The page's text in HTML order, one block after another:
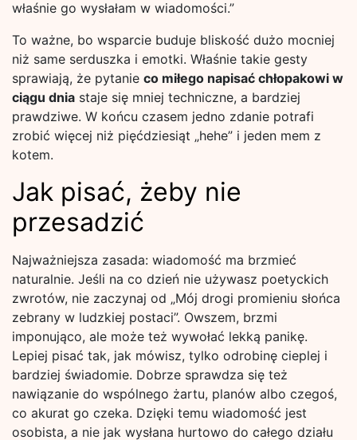
właśnie go wysłałam w wiadomości.”
To ważne, bo wsparcie buduje bliskość dużo mocniej
niż same serduszka i emotki. Właśnie takie gesty
sprawiają, że pytanie co miłego napisać chłopakowi w
ciągu dnia staje się mniej techniczne, a bardziej
prawdziwe. W końcu czasem jedno zdanie potrafi
zrobić więcej niż pięćdziesiąt „hehe” i jeden mem z
kotem.
Jak pisać, żeby nie
przesadzić
Najważniejsza zasada: wiadomość ma brzmieć
naturalnie. Jeśli na co dzień nie używasz poetyckich
zwrotów, nie zaczynaj od „Mój drogi promieniu słońca
zebrany w ludzkiej postaci”. Owszem, brzmi
imponująco, ale może też wywołać lekką panikę.
Lepiej pisać tak, jak mówisz, tylko odrobinę cieplej i
bardziej świadomie. Dobrze sprawdza się też
nawiązanie do wspólnego żartu, planów albo czegoś,
co akurat go czeka. Dzięki temu wiadomość jest
osobista, a nie jak wysłana hurtowo do całego działu